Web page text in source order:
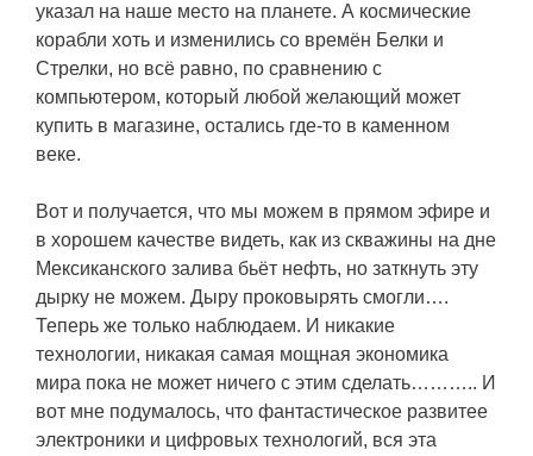
указал на наше место на планете. А космические
корабли хоть и изменились со времён Белки и
Стрелки, но всё равно, по сравнению с
компьютером, который любой желающий может
купить в магазине, остались где-то в каменном
веке.
Вот и получается, что мы можем в прямом эфире и
в хорошем качестве видеть, как из скважины на дне
Мексиканского залива бьёт нефть, но заткнуть эту
дырку не можем. Дыру проковырять смогли….
Теперь же только наблюдаем. И никакие
технологии, никакая самая мощная экономика
мира пока не может ничего с этим сделать……….. И
вот мне подумалось, что фантастическое развитее
электроники и цифровых технологий, вся эта